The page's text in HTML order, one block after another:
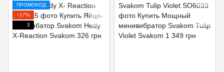
ПРОМОКОД
−17%
3